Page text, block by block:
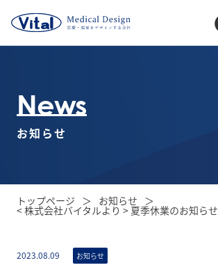
News
お知らせ
トップページ お知らせ
< 株式会社バイタルより > 夏季休業のお知らせ
2023.08.09 お知らせ